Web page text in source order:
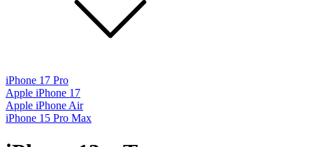
iPhone 17 Pro
Apple iPhone 17
Apple iPhone Air
iPhone 15 Pro Max